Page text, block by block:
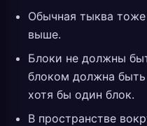
Обычная тыква тоже
выше.
Блоки не должны
блоком должна быть
хотя бы один блок.
В пространстве